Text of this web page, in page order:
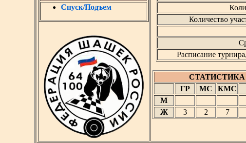
Спуск/Подъем
Количество
Расписание
СТАТИСТИКА
ГР
МС КМС
М
Ж
3 2 7